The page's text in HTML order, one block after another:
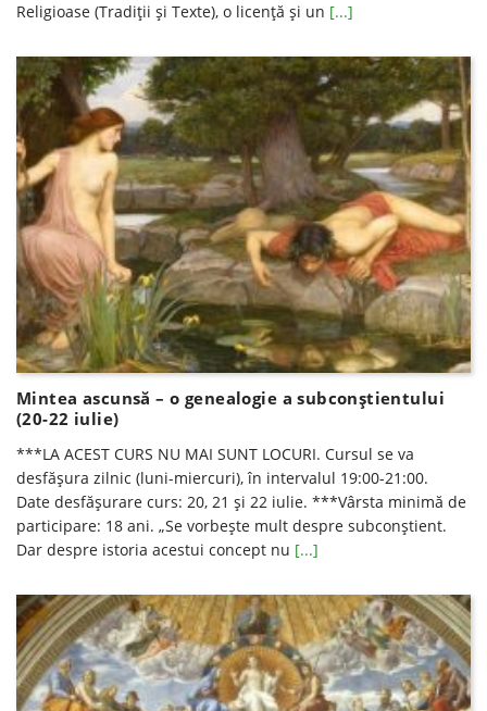
Religioase (Tradiţii şi Texte), o licenţă şi un [...]
Mintea ascunsă – o genealogie a subconștientului
(20-22 iulie)
***LA ACEST CURS NU MAI SUNT LOCURI. Cursul se va
desfăşura zilnic (luni-miercuri), în intervalul 19:00-21:00.
Date desfăşurare curs: 20, 21 și 22 iulie. ***Vârsta minimă de
participare: 18 ani. „Se vorbește mult despre subconștient.
Dar despre istoria acestui concept nu [...]